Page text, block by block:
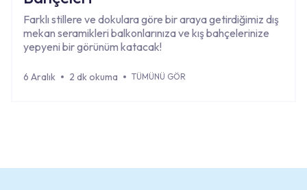
Farklı stillere ve dokulara göre bir araya getirdiğimiz dış
mekan seramikleri balkonlarınıza ve kış bahçelerinize
yepyeni bir görünüm katacak!
6 Aralık 2 dk okuma TÜMÜNÜ GÖR